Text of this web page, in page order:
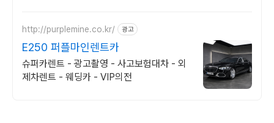
http://purplemine.co.kr/ 광고
E250 퍼플마인렌트카
슈퍼카렌트 - 광고촬영 - 사고보험대차 - 외
제차렌트 - 웨딩카 - VIP의전